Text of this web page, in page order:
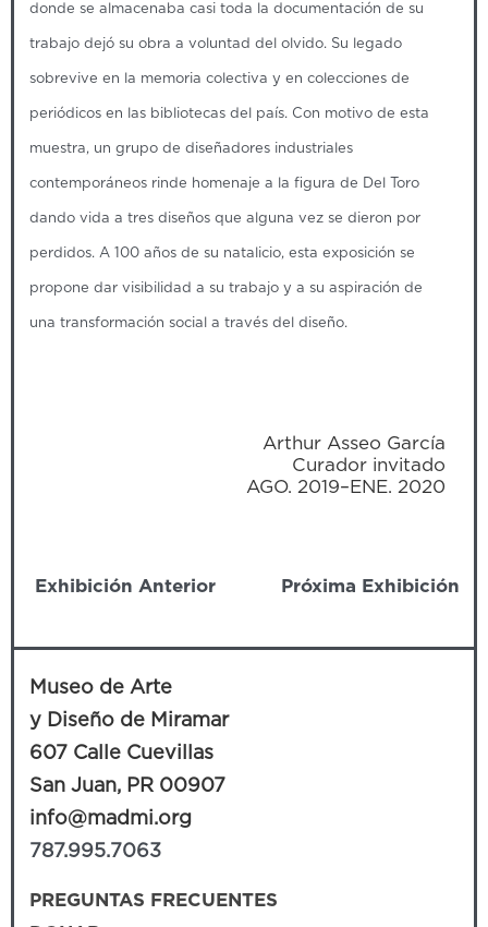
donde se almacenaba casi toda la documentación de su
trabajo dejó su obra a voluntad del olvido. Su legado
sobrevive en la memoria colectiva y en colecciones de
periódicos en las bibliotecas del país. Con motivo de esta
muestra, un grupo de diseñadores industriales
contemporáneos rinde homenaje a la figura de Del Toro
dando vida a tres diseños que alguna vez se dieron por
perdidos. A 100 años de su natalicio, esta exposición se
propone dar visibilidad a su trabajo y a su aspiración de
una transformación social a través del diseño.
Arthur Asseo García
Curador invitado
AGO. 2019–ENE. 2020
Exhibición Anterior Próxima Exhibición
Museo de Arte
y Diseño de Miramar
607 Calle Cuevillas
San Juan, PR 00907
info@madmi.org
787.995.7063
PREGUNTAS FRECUENTES